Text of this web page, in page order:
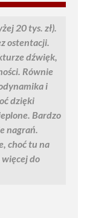
20 tys. zł).
ostentacji.
dźwięk,
Równie
i
dzięki
Bardzo
nagrań.
choć tu na
do